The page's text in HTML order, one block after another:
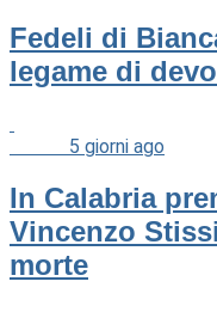
Fedeli di
legame di
5 giorni ago
In Calabria
Vincenzo
morte